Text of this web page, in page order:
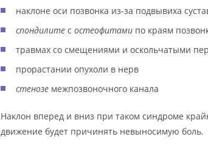
наклоне оси позвонка из-за подвывиха
спондилите с остеофитами по краям
травмах со смещениями и оскольчатыми
прорастании опухоли в нерв
стенозе межпозвоночного канала
Наклон вперед и вниз при таком синдроме
движение будет причинять невыносимую боль.